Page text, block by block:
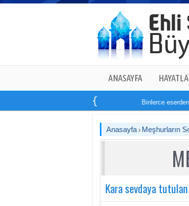
ANASAYFA
Binlerce eserden
Anasayfa Meşhurların
Kara sevdaya